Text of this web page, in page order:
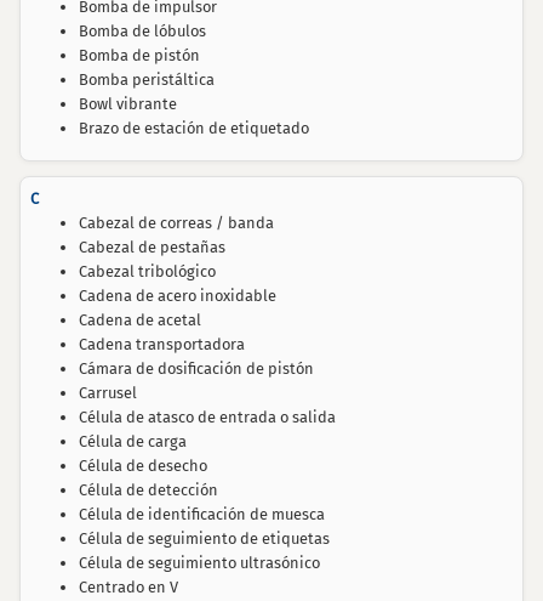
Bomba de impulsor
Bomba de lóbulos
Bomba de pistón
Bomba peristáltica
Bowl vibrante
Brazo de estación de etiquetado
C
Cabezal de correas / banda
Cabezal de pestañas
Cabezal tribológico
Cadena de acero inoxidable
Cadena de acetal
Cadena transportadora
Cámara de dosificación de pistón
Carrusel
Célula de atasco de entrada o salida
Célula de carga
Célula de desecho
Célula de detección
Célula de identificación de muesca
Célula de seguimiento de etiquetas
Célula de seguimiento ultrasónico
Centrado en V